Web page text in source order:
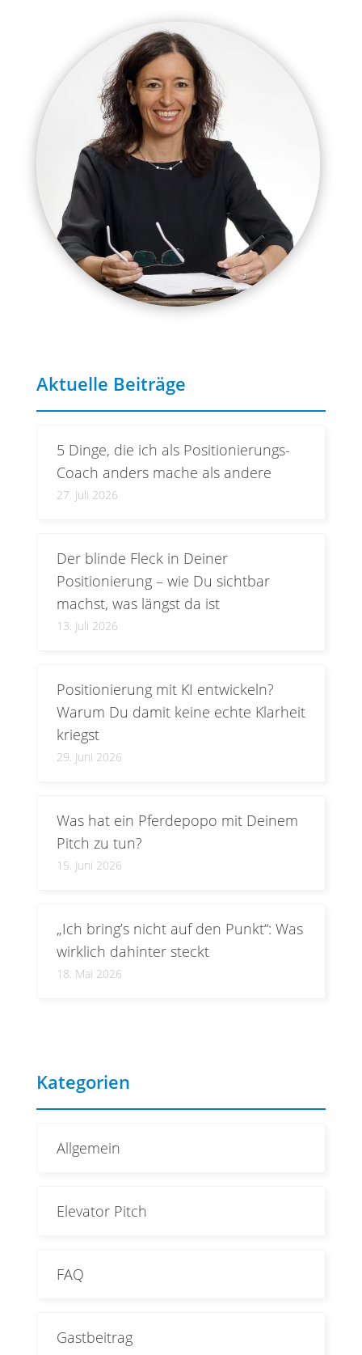
Aktuelle Beiträge
5 Dinge, die ich als Positionierungs-
Coach anders mache als andere
27. Juli 2026
Der blinde Fleck in Deiner
Positionierung – wie Du sichtbar
machst, was längst da ist
13. Juli 2026
Positionierung mit KI entwickeln?
Warum Du damit keine echte Klarheit
kriegst
29. Juni 2026
Was hat ein Pferdepopo mit Deinem
Pitch zu tun?
15. Juni 2026
„Ich bring’s nicht auf den Punkt“: Was
wirklich dahinter steckt
18. Mai 2026
Kategorien
Allgemein
Elevator Pitch
FAQ
Gastbeitrag